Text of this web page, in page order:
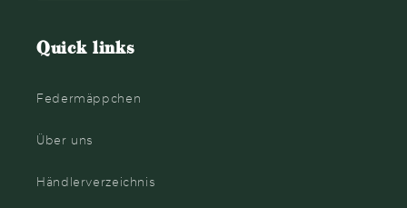
Quick links
Federmäppchen
Über uns
Händlerverzeichnis